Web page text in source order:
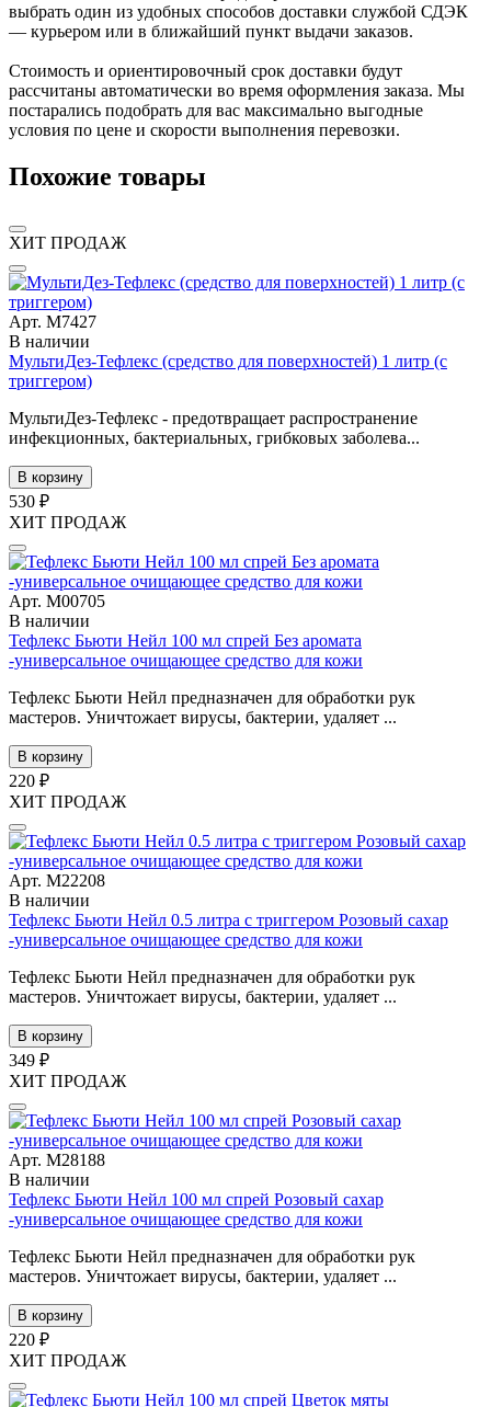
выбрать один из удобных способов доставки службой СДЭК
— курьером или в ближайший пункт выдачи заказов.
Стоимость и ориентировочный срок доставки будут
рассчитаны автоматически во время оформления заказа. Мы
постарались подобрать для вас максимально выгодные
условия по цене и скорости выполнения перевозки.
Похожие товары
ХИТ ПРОДАЖ
Арт. М7427
В наличии
МультиДез-Тефлекс (средство для поверхностей) 1 литр (с
триггером)
МультиДез-Тефлекс - предотвращает распространение
инфекционных, бактериальных, грибковых заболева...
В корзину
530 ₽
ХИТ ПРОДАЖ
Арт. М00705
В наличии
Тефлекс Бьюти Нейл 100 мл спрей Без аромата
-универсальное очищающее средство для кожи
Тефлекс Бьюти Нейл предназначен для обработки рук
мастеров. Уничтожает вирусы, бактерии, удаляет ...
В корзину
220 ₽
ХИТ ПРОДАЖ
Арт. М22208
В наличии
Тефлекс Бьюти Нейл 0.5 литра с триггером Розовый сахар
-универсальное очищающее средство для кожи
Тефлекс Бьюти Нейл предназначен для обработки рук
мастеров. Уничтожает вирусы, бактерии, удаляет ...
В корзину
349 ₽
ХИТ ПРОДАЖ
Арт. М28188
В наличии
Тефлекс Бьюти Нейл 100 мл спрей Розовый сахар
-универсальное очищающее средство для кожи
Тефлекс Бьюти Нейл предназначен для обработки рук
мастеров. Уничтожает вирусы, бактерии, удаляет ...
В корзину
220 ₽
ХИТ ПРОДАЖ